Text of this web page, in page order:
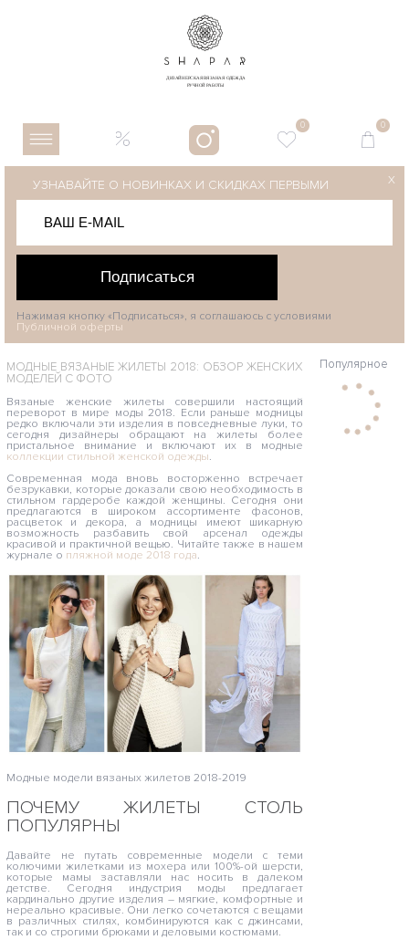
0 0
УЗНАВАЙТЕ О НОВИНКАХ И СКИДКАХ ПЕРВЫМИ
Подписаться
X
Нажимая кнопку «Подписаться», я соглашаюсь с условиями
Публичной оферты
МОДНЫЕ ВЯЗАНЫЕ ЖИЛЕТЫ 2018: ОБЗОР ЖЕНСКИХ
МОДЕЛЕЙ С ФОТО
Вязаные женские жилеты совершили настоящий
переворот в мире моды 2018. Если раньше модницы
редко включали эти изделия в повседневные луки, то
сегодня дизайнеры обращают на жилеты более
пристальное внимание и включают их в модные
коллекции стильной женской одежды.
Современная мода вновь восторженно встречает
безрукавки, которые доказали свою необходимость в
стильном гардеробе каждой женщины. Сегодня они
предлагаются в широком ассортименте фасонов,
расцветок и декора, а модницы имеют шикарную
возможность разбавить свой арсенал одежды
красивой и практичной вещью. Читайте также в нашем
журнале о пляжной моде 2018 года.
Модные модели вязаных жилетов 2018-2019
ПОЧЕМУ ЖИЛЕТЫ СТОЛЬ
ПОПУЛЯРНЫ
Давайте не путать современные модели с теми
колючими жилетками из мохера или 100%-ой шерсти,
которые мамы заставляли нас носить в далеком
детстве. Сегодня индустрия моды предлагает
кардинально другие изделия – мягкие, комфортные и
нереально красивые. Они легко сочетаются с вещами
в различных стилях, комбинируются как с джинсами,
так и со строгими брюками и деловыми костюмами.
Популярное